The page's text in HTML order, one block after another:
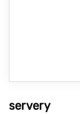
servery